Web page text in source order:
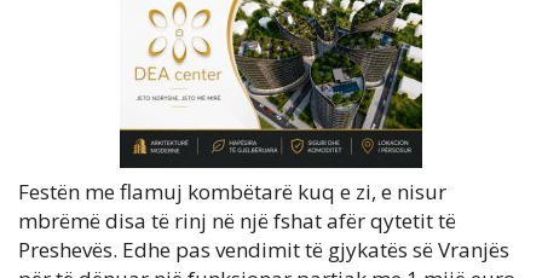
Festën me flamuj kombëtarë kuq e zi, e nisur
mbrëmë disa të rinj në një fshat afër qytetit të
Preshevës. Edhe pas vendimit të gjykatës së Vranjës